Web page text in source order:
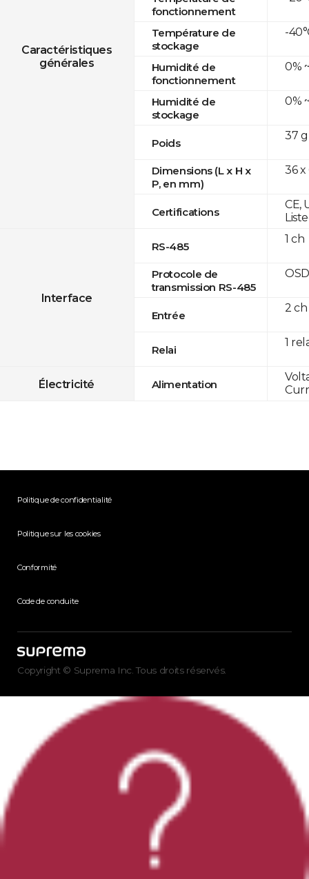
Caractéristiques
générales
fonctionnement
Température de
stockage
Humidité de
fonctionnement
Humidité de
stockage
Poids
Dimensions (L x H x
P, en mm)
Certifications
Interface
RS-485
Protocole de
transmission RS-485
Entrée
Relai
Électricité Alimentation
-
0%
0%
37 g
36 x
CE,
1 ch
2 ch
1
Politique de confidentialité
Politique sur les cookies
Conformité
Code de conduite
Copyright © Suprema Inc. Tous droits réservés.